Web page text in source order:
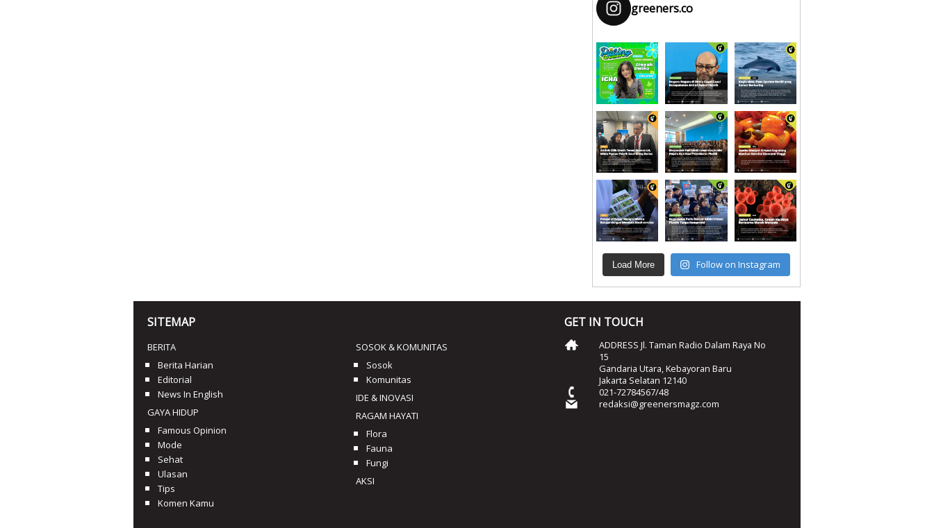
greeners.co
Load More Follow on Instagram
SITEMAP
BERITA
Berita Harian
Editorial
News In English
GAYA HIDUP
Famous Opinion
Mode
Sehat
Ulasan
Tips
Komen Kamu
SOSOK & KOMUNITAS
Sosok
Komunitas
IDE & INOVASI
RAGAM HAYATI
Flora
Fauna
Fungi
AKSI
GET IN TOUCH
ADDRESS Jl. Taman Radio Dalam Raya No
15
Gandaria Utara, Kebayoran Baru
Jakarta Selatan 12140
021-72784567/48
redaksi@greenersmagz.com